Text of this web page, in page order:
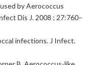
by Aerococcus
Dis J. 2008 ; 27:760–
infections. J Infect.